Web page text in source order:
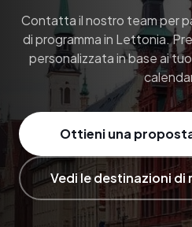
Contatta il nostro team per
di programma in Lettonia.
personalizzata in base ai
Ottieni una
Vedi le destinazioni di